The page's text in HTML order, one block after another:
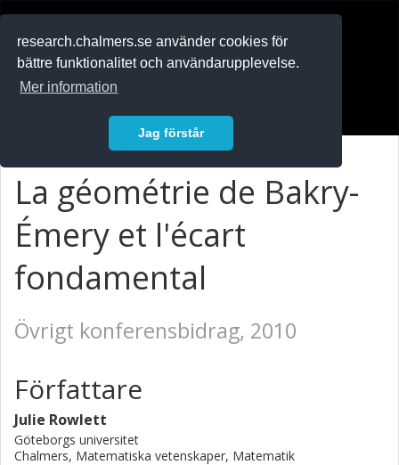
research.chalmers.se använder cookies för
bättre funktionalitet och användarupplevelse.
Mer information
Jag förstår
La géométrie de Bakry-
Émery et l'écart
fondamental
Övrigt konferensbidrag, 2010
Författare
Julie Rowlett
Göteborgs universitet
Chalmers, Matematiska vetenskaper, Matematik